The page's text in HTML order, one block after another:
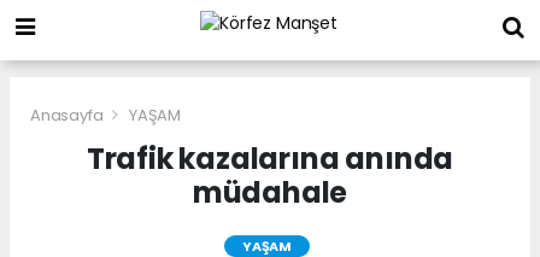
Anasayfa YAŞAM
Trafik kazalarına anında
müdahale
YAŞAM